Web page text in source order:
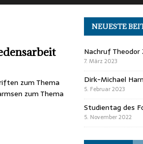
zum Thema
zum Thema
NEUESTE
Nachruf Theodor
7. März 2023
Dirk-Michael
5. Februar 2023
Studientag des
5. November 2022